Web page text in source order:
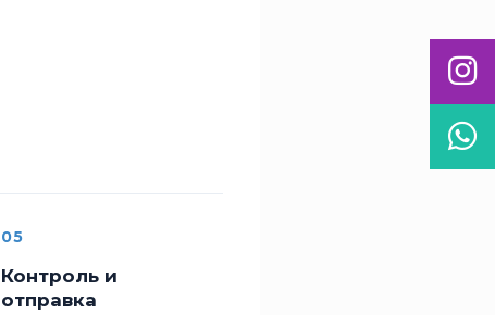
05
Контроль и
отправка